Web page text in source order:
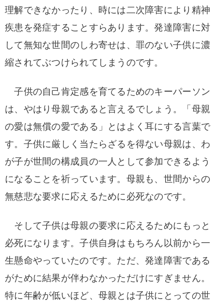
理解できなかったり、時には二次障害により精神
疾患を発症することすらあります。発達障害に対
して無知な世間のしわ寄せは、罪のない子供に濃
縮されてぶつけられてしまうのです。
子供の自己肯定感を育てるためのキーパーソン
は、やはり母親であると言えるでしょう。「母親
の愛は無償の愛である」とはよく耳にする言葉で
す。子供に厳しく当たらざるを得ない母親は、わ
が子が世間の構成員の一人として参加できるよう
になることを祈っています。母親も、世間からの
無慈悲な要求に応えるために必死なのです。
そして子供は母親の要求に応えるためにもっと
必死になります。子供自身はもちろん以前から一
生懸命やっていたのです。ただ、発達障害である
がために結果が伴わなかっただけにすぎません。
特に年齢が低いほど、母親とは子供にとっての世